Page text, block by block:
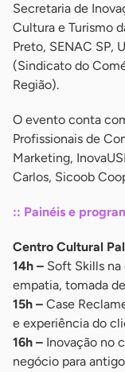
Secretaria de
Cultura e Turismo
Preto, SENAC SP,
(Sindicato do
Região).
O evento conta
Profissionais de
Marketing,
Carlos, Sicoob
:: Painéis e
Centro Cultural
14h – Soft Skills
empatia, tomada
15h – Case
e experiência do
16h – Inovação no
negócio para